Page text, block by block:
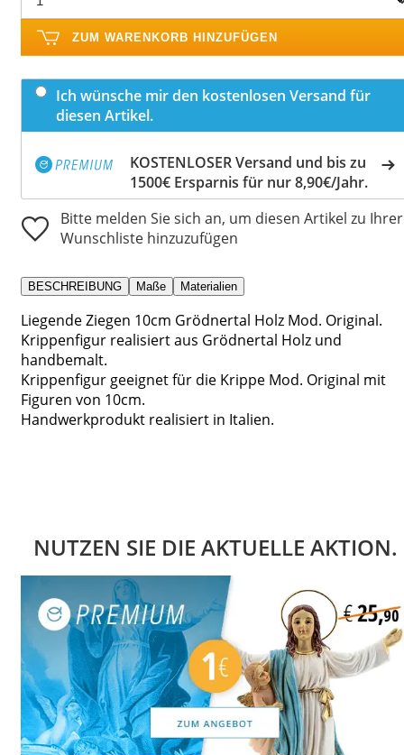
ZUM WARENKORB HINZUFÜGEN
Ich wünsche mir den kostenlosen Versand für
diesen Artikel.
KOSTENLOSER Versand und bis zu
1500€ Ersparnis für nur 8,90€/Jahr.
Bitte melden Sie sich an, um diesen Artikel zu Ihrer
Wunschliste hinzuzufügen
BESCHREIBUNG Maße Materialien
Liegende Ziegen 10cm Grödnertal Holz Mod. Original.
Krippenfigur realisiert aus Grödnertal Holz und
handbemalt.
Krippenfigur geeignet für die Krippe Mod. Original mit
Figuren von 10cm.
Handwerkprodukt realisiert in Italien.
NUTZEN SIE DIE AKTUELLE AKTION.